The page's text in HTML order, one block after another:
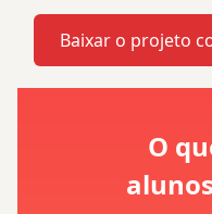
Baixar o projeto
O